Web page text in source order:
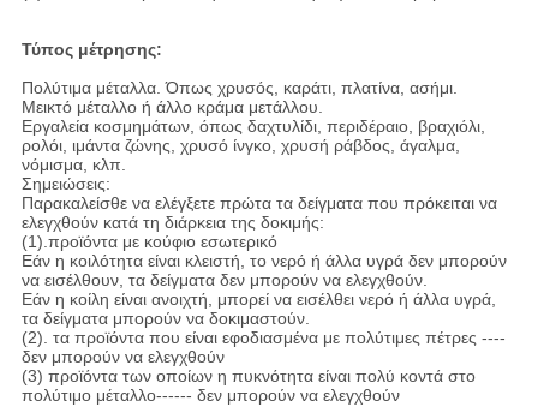
Τύπος μέτρησης:
Πολύτιμα μέταλλα. Όπως χρυσός, καράτι, πλατίνα, ασήμι.
Μεικτό μέταλλο ή άλλο κράμα μετάλλου.
Εργαλεία κοσμημάτων, όπως δαχτυλίδι, περιδέραιο, βραχιόλι,
ρολόι, ιμάντα ζώνης, χρυσό ίνγκο, χρυσή ράβδος, άγαλμα,
νόμισμα, κλπ.
Σημειώσεις:
Παρακαλείσθε να ελέγξετε πρώτα τα δείγματα που πρόκειται να
ελεγχθούν κατά τη διάρκεια της δοκιμής:
(1).προϊόντα με κούφιο εσωτερικό
Εάν η κοιλότητα είναι κλειστή, το νερό ή άλλα υγρά δεν μπορούν
να εισέλθουν, τα δείγματα δεν μπορούν να ελεγχθούν.
Εάν η κοίλη είναι ανοιχτή, μπορεί να εισέλθει νερό ή άλλα υγρά,
τα δείγματα μπορούν να δοκιμαστούν.
(2). τα προϊόντα που είναι εφοδιασμένα με πολύτιμες πέτρες ----
δεν μπορούν να ελεγχθούν
(3) προϊόντα των οποίων η πυκνότητα είναι πολύ κοντά στο
πολύτιμο μέταλλο------ δεν μπορούν να ελεγχθούν